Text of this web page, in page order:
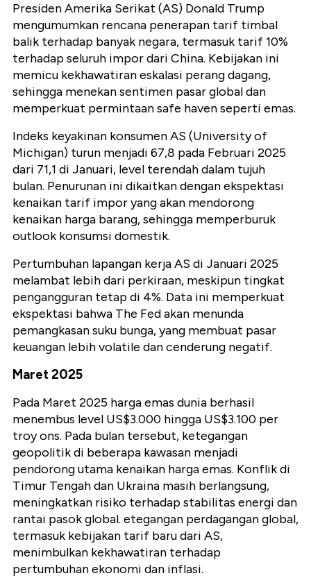
Presiden Amerika Serikat (AS) Donald Trump
mengumumkan rencana penerapan tarif timbal
balik terhadap banyak negara, termasuk tarif 10%
terhadap seluruh impor dari China. Kebijakan ini
memicu kekhawatiran eskalasi perang dagang,
sehingga menekan sentimen pasar global dan
memperkuat permintaan safe haven seperti emas.
Indeks keyakinan konsumen AS (University of
Michigan) turun menjadi 67,8 pada Februari 2025
dari 71,1 di Januari, level terendah dalam tujuh
bulan. Penurunan ini dikaitkan dengan ekspektasi
kenaikan tarif impor yang akan mendorong
kenaikan harga barang, sehingga memperburuk
outlook konsumsi domestik.
Pertumbuhan lapangan kerja AS di Januari 2025
melambat lebih dari perkiraan, meskipun tingkat
pengangguran tetap di 4%. Data ini memperkuat
ekspektasi bahwa The Fed akan menunda
pemangkasan suku bunga, yang membuat pasar
keuangan lebih volatile dan cenderung negatif.
Maret 2025
Pada Maret 2025 harga emas dunia berhasil
menembus level US$3.000 hingga US$3.100 per
troy ons. Pada bulan tersebut, ketegangan
geopolitik di beberapa kawasan menjadi
pendorong utama kenaikan harga emas. Konflik di
Timur Tengah dan Ukraina masih berlangsung,
meningkatkan risiko terhadap stabilitas energi dan
rantai pasok global. etegangan perdagangan global,
termasuk kebijakan tarif baru dari AS,
menimbulkan kekhawatiran terhadap
pertumbuhan ekonomi dan inflasi.